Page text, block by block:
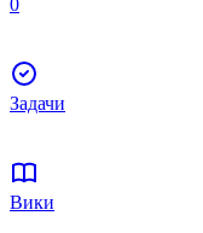
0
Задачи
Вики